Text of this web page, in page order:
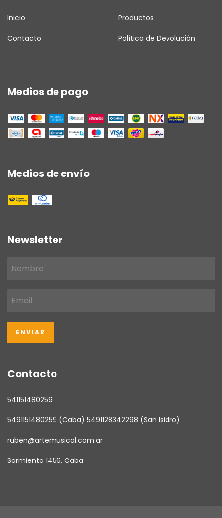
Inicio Productos
Contacto Política de Devolución
Medios de pago
Medios de envío
Newsletter
Contacto
541151480259
5491151480259 (Caba) 5491128342298 (San Isidro)
ruben@artemusical.com.ar
Sarmiento 1456, Caba